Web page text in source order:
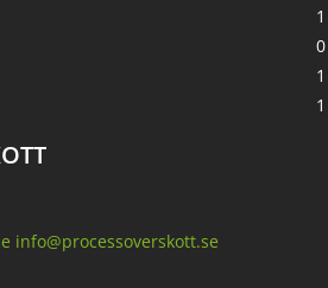
info@processoverskott.se
1
0
1
1